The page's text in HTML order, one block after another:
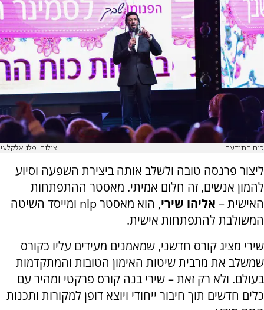
כוח התודעה צילום: פלג אלקלעי
ליצור פרנסה טובה ולשלב אותה ביצירת השפעה וסיוע
להמון אנשים, זה חלום אמיתי. מאסטר ההתפתחות
האישית – אליהו שירי, הוא מאסטרnlp ומייסד השיטה
המשולבת להתפתחות אישית.
שירי מציג קורס חדשני, שמאמנים מעידים עליו כקורס
שמשלב את מרבית שיטות האימון הטובות והמתקדמות
בעולם. ולא רק זאת – שירי בנה קורס פרקטי ומהיר עם
כלים חדשים תוך חיבור ייחודי ויוצא דופן למקורות ותכנות